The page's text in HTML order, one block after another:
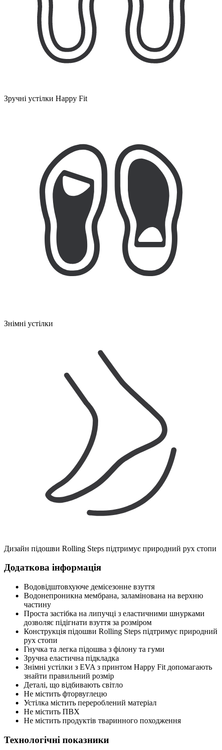
Зручні устілки Happy Fit
Знімні устілки
Дизайн підошви Rolling Steps підтримує природний рух стопи
Додаткова інформація
Водовідштовхуюче демісезонне взуття
Водонепроникна мембрана, заламінована на верхню
частину
Проста застібка на липучці з еластичними шнурками
дозволяє підігнати взуття за розміром
Конструкція підошви Rolling Steps підтримує природний
рух стопи
Гнучка та легка підошва з філону та гуми
Зручна еластична підкладка
Знімні устілки з EVA з принтом Happy Fit допомагають
знайти правильний розмір
Деталі, що відбивають світло
Не містить фторвуглецю
Устілка містить перероблений матеріал
Не містить ПВХ
Не містить продуктів тваринного походження
Технологічні показники